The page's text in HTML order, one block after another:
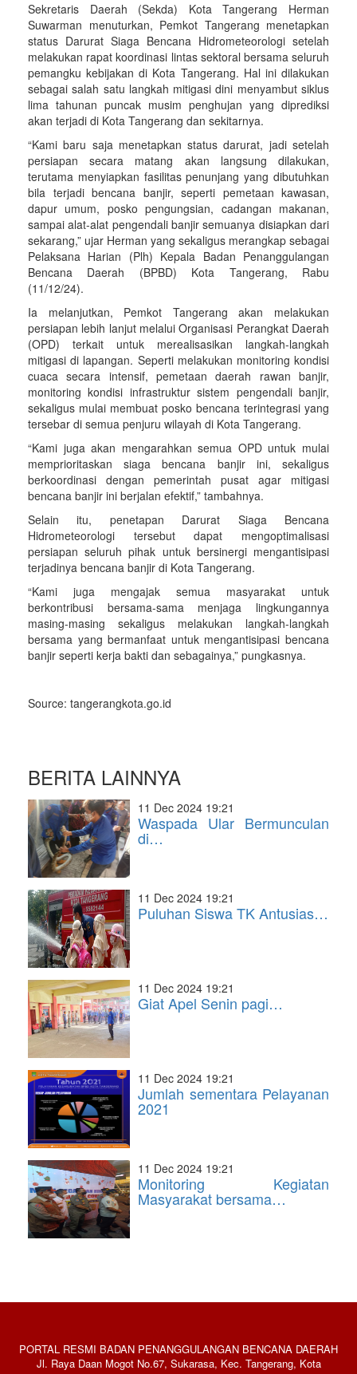
Sekretaris Daerah (Sekda) Kota Tangerang Herman
Suwarman menuturkan, Pemkot Tangerang menetapkan
status Darurat Siaga Bencana Hidrometeorologi setelah
melakukan rapat koordinasi lintas sektoral bersama seluruh
pemangku kebijakan di Kota Tangerang. Hal ini dilakukan
sebagai salah satu langkah mitigasi dini menyambut siklus
lima tahunan puncak musim penghujan yang diprediksi
akan terjadi di Kota Tangerang dan sekitarnya.
“Kami baru saja menetapkan status darurat, jadi setelah
persiapan secara matang akan langsung dilakukan,
terutama menyiapkan fasilitas penunjang yang dibutuhkan
bila terjadi bencana banjir, seperti pemetaan kawasan,
dapur umum, posko pengungsian, cadangan makanan,
sampai alat-alat pengendali banjir semuanya disiapkan dari
sekarang,” ujar Herman yang sekaligus merangkap sebagai
Pelaksana Harian (Plh) Kepala Badan Penanggulangan
Bencana Daerah (BPBD) Kota Tangerang, Rabu
(11/12/24).
Ia melanjutkan, Pemkot Tangerang akan melakukan
persiapan lebih lanjut melalui Organisasi Perangkat Daerah
(OPD) terkait untuk merealisasikan langkah-langkah
mitigasi di lapangan. Seperti melakukan monitoring kondisi
cuaca secara intensif, pemetaan daerah rawan banjir,
monitoring kondisi infrastruktur sistem pengendali banjir,
sekaligus mulai membuat posko bencana terintegrasi yang
tersebar di semua penjuru wilayah di Kota Tangerang.
“Kami juga akan mengarahkan semua OPD untuk mulai
memprioritaskan siaga bencana banjir ini, sekaligus
berkoordinasi dengan pemerintah pusat agar mitigasi
bencana banjir ini berjalan efektif,” tambahnya.
Selain itu, penetapan Darurat Siaga Bencana
Hidrometeorologi tersebut dapat mengoptimalisasi
persiapan seluruh pihak untuk bersinergi mengantisipasi
terjadinya bencana banjir di Kota Tangerang.
“Kami juga mengajak semua masyarakat untuk
berkontribusi bersama-sama menjaga lingkungannya
masing-masing sekaligus melakukan langkah-langkah
bersama yang bermanfaat untuk mengantisipasi bencana
banjir seperti kerja bakti dan sebagainya,” pungkasnya.
Source: tangerangkota.go.id
BERITA LAINNYA
11 Dec 2024 19:21
Waspada Ular Bermunculan
di…
11 Dec 2024 19:21
Puluhan Siswa TK Antusias…
11 Dec 2024 19:21
Giat Apel Senin pagi…
11 Dec 2024 19:21
Jumlah sementara Pelayanan
2021
11 Dec 2024 19:21
Monitoring Kegiatan
Masyarakat bersama…
PORTAL RESMI BADAN PENANGGULANGAN BENCANA DAERAH
Jl. Raya Daan Mogot No.67, Sukarasa, Kec. Tangerang, Kota